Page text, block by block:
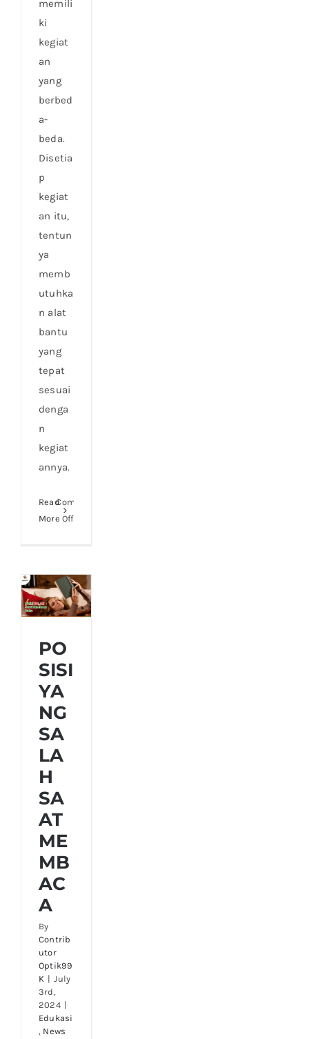
memili
ki
kegiat
an
yang
berbed
a-
beda.
Disetia
p
kegiat
an itu,
tentun
ya
memb
utuhka
n alat
bantu
yang
tepat
sesuai
denga
n
kegiat
annya.
Read
More
Comments
Offon
Cocok
Buat
Aktivitasmu!
YANG
SALAH
SAAT
MEMBACA
PO
SISI
YA
NG
SA
LA
H
SA
AT
ME
MB
AC
A
By
Contrib
utor
Optik99
K | July
3rd,
2024 |
Edukasi
, News